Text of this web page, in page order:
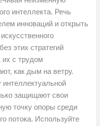
интеллекта. Речь
инноваций и открыть
этих стратегий
их с трудом
как дым на ветру.
защищают свои
точку опоры среди
потока. Используйте